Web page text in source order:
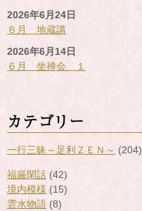
６月 地蔵講
2026年6月24日
６月 坐禅会 １
2026年6月14日
カテゴリー
一行三昧～足利ＺＥＮ～ (204)
福厳閑話 (42)
境内模様 (15)
雲水物語 (8)